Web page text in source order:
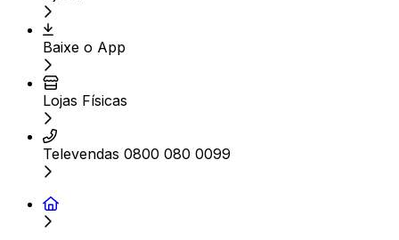
Baixe o App
Lojas Físicas
Televendas 0800 080 0099